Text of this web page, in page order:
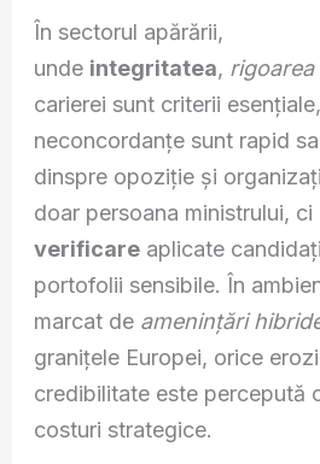
În sectorul apărării,
unde integritatea, rigoarea
carierei sunt criterii
neconcordanțe sunt rapid
dinspre opoziție și
doar persoana ministrului, ci
verificareaplicate
portofolii sensibile. În
marcat de amenințări
granițele Europei, orice
credibilitate este percepută
costuri strategice.